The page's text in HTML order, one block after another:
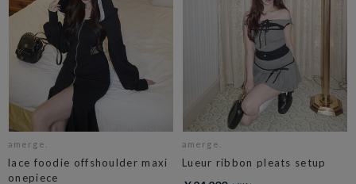
amerge.
lace foodie offshoulder maxi
onepiece
amerge.
Lueur ribbon pleats setup